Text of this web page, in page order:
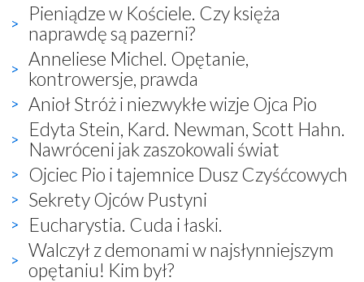
Pieniądze w Kościele. Czy księża
naprawdę są pazerni?
Anneliese Michel. Opętanie,
kontrowersje, prawda
Anioł Stróż i niezwykłe wizje Ojca Pio
Edyta Stein, Kard. Newman, Scott Hahn.
Nawróceni jak zaszokowali świat
Ojciec Pio i tajemnice Dusz Czyśćcowych
Sekrety Ojców Pustyni
Eucharystia. Cuda i łaski.
Walczył z demonami w najsłynniejszym
opętaniu! Kim był?